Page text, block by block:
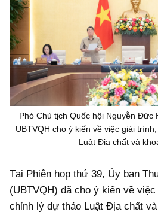
Phó Chủ tịch Quốc hội Nguyễn Đức
UBTVQH cho ý kiến về việc giải
Luật Địa chất và
Tại Phiên họp thứ 39, Ủy ban
(UBTVQH) đã cho ý kiến về
chỉnh lý dự thảo Luật Địa chất